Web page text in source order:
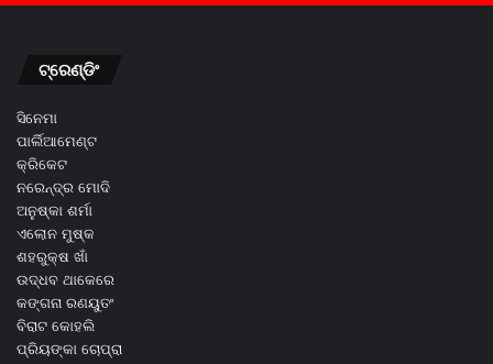
ଟ୍ରେଣ୍ଡିଂ
ସିନେମା
ପାର୍ଲିଆମେଣ୍ଟ
କ୍ରିକେଟ
ନରେନ୍ଦ୍ର ମୋଦି
ଅନୁଷ୍କା ଶର୍ମା
ଏଲୋନ ମୁଷ୍କ
ଶହରୁକ୍ଷ ଖାଁ
ଉଦ୍ଧବ ଥାକେରେ
କଙ୍ଗନା ରଣୟୁତଂ
ବିରାଟ କୋହଲି
ପ୍ରିୟଙ୍କା ଚୋପ୍ରା